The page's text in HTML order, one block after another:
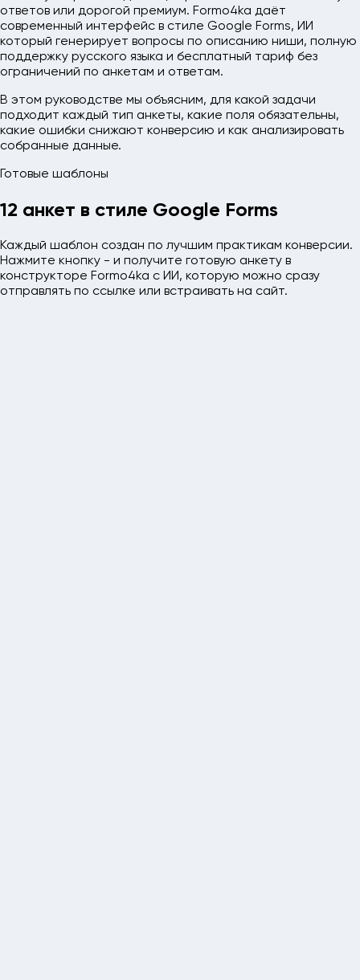
ответов или дорогой премиум. Formo4ka даёт
современный интерфейс в стиле Google Forms, ИИ
который генерирует вопросы по описанию ниши, полную
поддержку русского языка и бесплатный тариф без
ограничений по анкетам и ответам.
В этом руководстве мы объясним, для какой задачи
подходит каждый тип анкеты, какие поля обязательны,
какие ошибки снижают конверсию и как анализировать
собранные данные.
Готовые шаблоны
12 анкет в стиле Google Forms
Каждый шаблон создан по лучшим практикам конверсии.
Нажмите кнопку - и получите готовую анкету в
конструкторе Formo4ka с ИИ, которую можно сразу
отправлять по ссылке или встраивать на сайт.